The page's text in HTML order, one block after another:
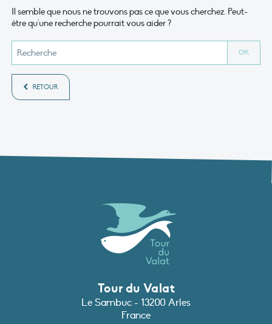
Il semble que nous ne trouvons pas ce que vous cherchez. Peut-
être qu'une recherche pourrait vous aider ?
RETOUR
Tour du Valat
Le Sambuc - 13200 Arles
France